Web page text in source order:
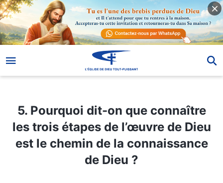
5. Pourquoi dit-on que connaître
les trois étapes de l’œuvre de Dieu
est le chemin de la connaissance
de Dieu ?